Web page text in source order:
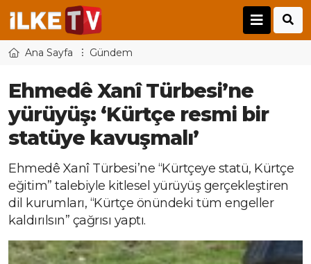
Ana Sayfa Gündem
Ehmedê Xanî Türbesi’ne
yürüyüş: ‘Kürtçe resmi bir
statüye kavuşmalı’
Ehmedê Xanî Türbesi’ne “Kürtçeye statü, Kürtçe
eğitim” talebiyle kitlesel yürüyüş gerçekleştiren
dil kurumları, “Kürtçe önündeki tüm engeller
kaldırılsın” çağrısı yaptı.